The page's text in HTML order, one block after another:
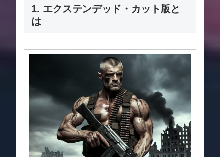
1. エクステンデッド・カット版と
は